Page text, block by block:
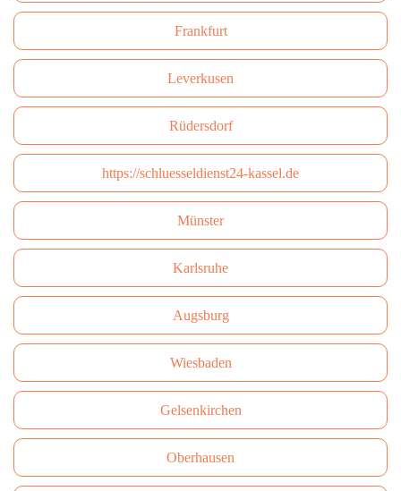
Frankfurt
Leverkusen
Rüdersdorf
https://schluesseldienst24-kassel.de
Münster
Karlsruhe
Augsburg
Wiesbaden
Gelsenkirchen
Oberhausen